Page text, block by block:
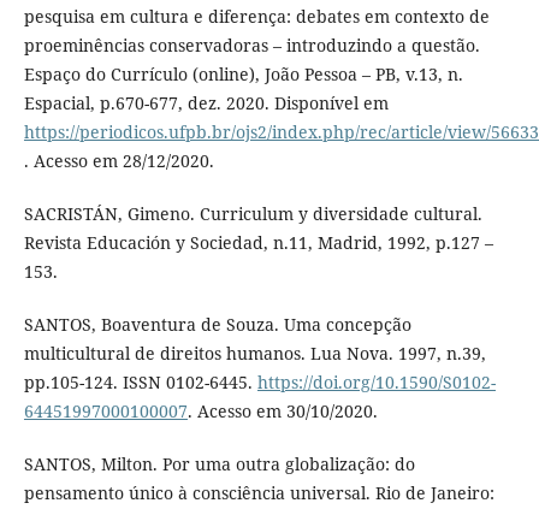
pesquisa em cultura e diferença: debates em contexto de
proeminências conservadoras – introduzindo a questão.
Espaço do Currículo (online), João Pessoa – PB, v.13, n.
Espacial, p.670-677, dez. 2020. Disponível em
https://periodicos.ufpb.br/ojs2/index.php/rec/article/view/
. Acesso em 28/12/2020.
SACRISTÁN, Gimeno. Curriculum y diversidade cultural.
Revista Educación y Sociedad, n.11, Madrid, 1992, p.127 –
153.
SANTOS, Boaventura de Souza. Uma concepção
multicultural de direitos humanos. Lua Nova. 1997, n.39,
pp.105-124. ISSN 0102-6445. https://doi.org/10.1590/S0102-
64451997000100007. Acesso em 30/10/2020.
SANTOS, Milton. Por uma outra globalização: do
pensamento único à consciência universal. Rio de Janeiro: